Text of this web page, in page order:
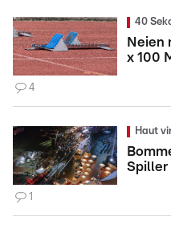
40
Neien
x 100
4
Haut
Spiller
1